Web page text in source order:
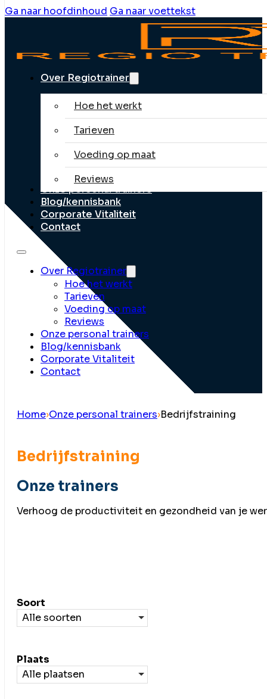
Ga naar hoofdinhoud Ga naar voettekst
Over Regiotrainer
Hoe het werkt
Tarieven
Voeding op maat
Reviews
Onze personal trainers
Blog/kennisbank
Corporate Vitaliteit
Contact
Over Regiotrainer
Hoe het werkt
Tarieven
Voeding op maat
Reviews
Onze personal trainers
Blog/kennisbank
Corporate Vitaliteit
Contact
Home›Onze personal trainers›Bedrijfstraining
Bedrijfstraining
Onze trainers
Verhoog de productiviteit en gezondheid van je
Soort
Alle soorten
Plaats
Alle plaatsen